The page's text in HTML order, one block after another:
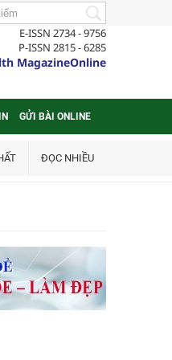
E-ISSN 2734 - 9756
P-ISSN 2815 - 6285
MagazineOnline
GỬI BÀI ONLINE
ĐỌC NHIỀU